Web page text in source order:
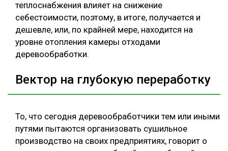
теплоснабжения влияет на снижение
себестоимости, поэтому, в итоге, получается и
дешевле, или, по крайней мере, находится на
уровне отопления камеры отходами
деревообработки.
Вектор на глубокую переработку
То, что сегодня деревообработчики тем или иными
путями пытаются организовать сушильное
производство на своих предприятиях, говорит о